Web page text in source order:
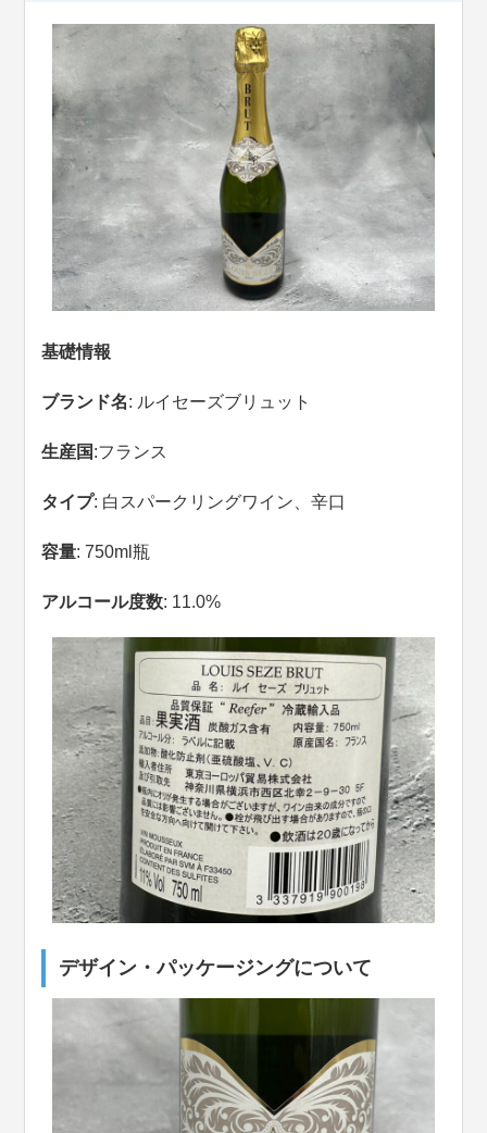
基礎情報
ブランド名: ルイセーズブリュット
生産国:フランス
タイプ: 白スパークリングワイン、辛口
容量: 750ml瓶
アルコール度数: 11.0%
デザイン・パッケージングについて